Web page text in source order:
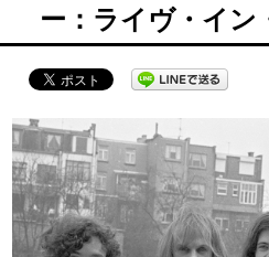
ー：ライヴ・イン